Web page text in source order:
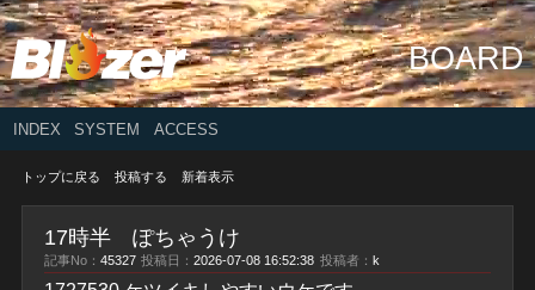
BOARD
INDEX SYSTEM ACCESS
トップに戻る 投稿する 新着表示
17時半 ぽちゃうけ
記事No： 45327 投稿日：2026-07-08 16:52:38 投稿者： k